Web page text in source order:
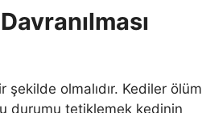
şekilde olmalıdır. Kediler ölüm
durumu tetiklemek kedinin